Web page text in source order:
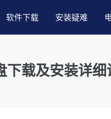
软件下载 安装疑难
载及安装详细